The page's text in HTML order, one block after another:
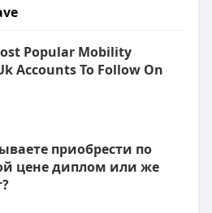
Popular Mobility
Accounts To Follow On
приобрести по
цене диплом или же